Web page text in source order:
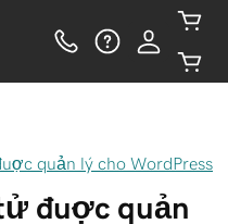
quản lý cho WordPress
được quản